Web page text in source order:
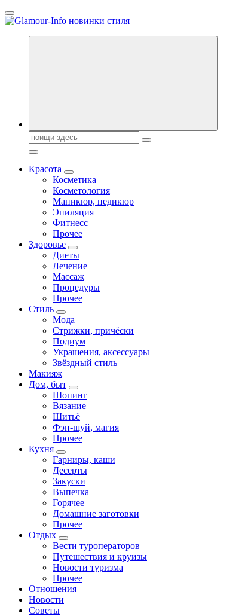
Перейти
к
Секреты молодости, красоты и долголетия. Гламурный
Поиск:
Красота
Косметика
Косметология
Маникюр, педикюр
Эпиляция
Фитнесс
Прочее
Здоровье
Диеты
Лечение
Массаж
Процедуры
Прочее
Стиль
Мода
Стрижки, причёски
Подиум
Украшения, аксессуары
Звёздный стиль
Макияж
Дом, быт
Шопинг
Вязание
Шитьё
Фэн-шуй, магия
Прочее
Кухня
Гарниры, каши
Десерты
Закуски
Выпечка
Горячее
Домашние заготовки
Прочее
Отдых
Вести туроператоров
Путешествия и круизы
Новости туризма
Прочее
Отношения
Новости
Советы